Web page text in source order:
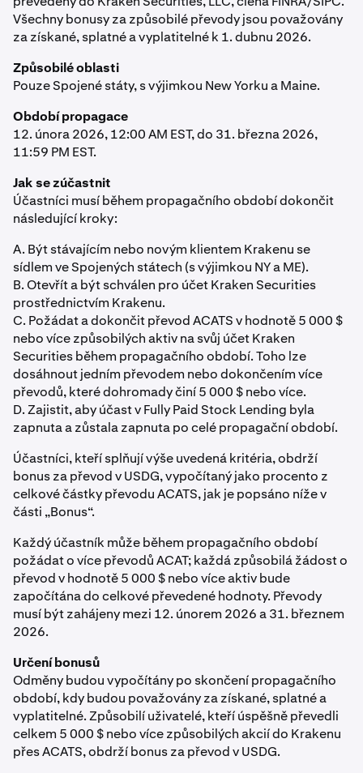
Všechny bonusy za způsobilé převody jsou považovány
za získané, splatné a vyplatitelné k 1. dubnu 2026.
Způsobilé oblasti
Pouze Spojené státy, s výjimkou New Yorku a Maine.
Období propagace
12. února 2026, 12:00 AM EST, do 31. března 2026,
11:59 PM EST.
Jak se zúčastnit
Účastníci musí během propagačního období dokončit
následující kroky:
A. Být stávajícím nebo novým klientem Krakenu se
sídlem ve Spojených státech (s výjimkou NY a ME).
B. Otevřít a být schválen pro účet Kraken Securities
prostřednictvím Krakenu.
C. Požádat a dokončit převod ACATS v hodnotě 5 000 $
nebo více způsobilých aktiv na svůj účet Kraken
Securities během propagačního období. Toho lze
dosáhnout jedním převodem nebo dokončením více
převodů, které dohromady činí 5 000 $ nebo více.
D. Zajistit, aby účast v Fully Paid Stock Lending byla
zapnuta a zůstala zapnuta po celé propagační období.
Účastníci, kteří splňují výše uvedená kritéria, obdrží
bonus za převod v USDG, vypočítaný jako procento z
celkové částky převodu ACATS, jak je popsáno níže v
části „Bonus“.
Každý účastník může během propagačního období
požádat o více převodů ACAT; každá způsobilá žádost o
převod v hodnotě 5 000 $ nebo více aktiv bude
započítána do celkové převedené hodnoty. Převody
musí být zahájeny mezi 12. únorem 2026 a 31. březnem
2026.
Určení bonusů
Odměny budou vypočítány po skončení propagačního
období, kdy budou považovány za získané, splatné a
vyplatitelné. Způsobilí uživatelé, kteří úspěšně převedli
celkem 5 000 $ nebo více způsobilých akcií do Krakenu
přes ACATS, obdrží bonus za převod v USDG.